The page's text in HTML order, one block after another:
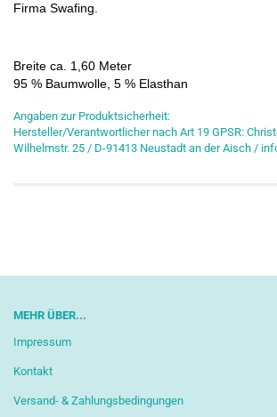
Firma Swafing.
Breite ca. 1,60 Meter
95 % Baumwolle, 5 % Elasthan
Angaben zur Produktsicherheit:
Hersteller/Verantwortlicher nach Art 19 GPSR:
Wilhelmstr. 25 / D-91413 Neustadt an der Aisch /
MEHR ÜBER...
Impressum
Kontakt
Versand- & Zahlungsbedingungen